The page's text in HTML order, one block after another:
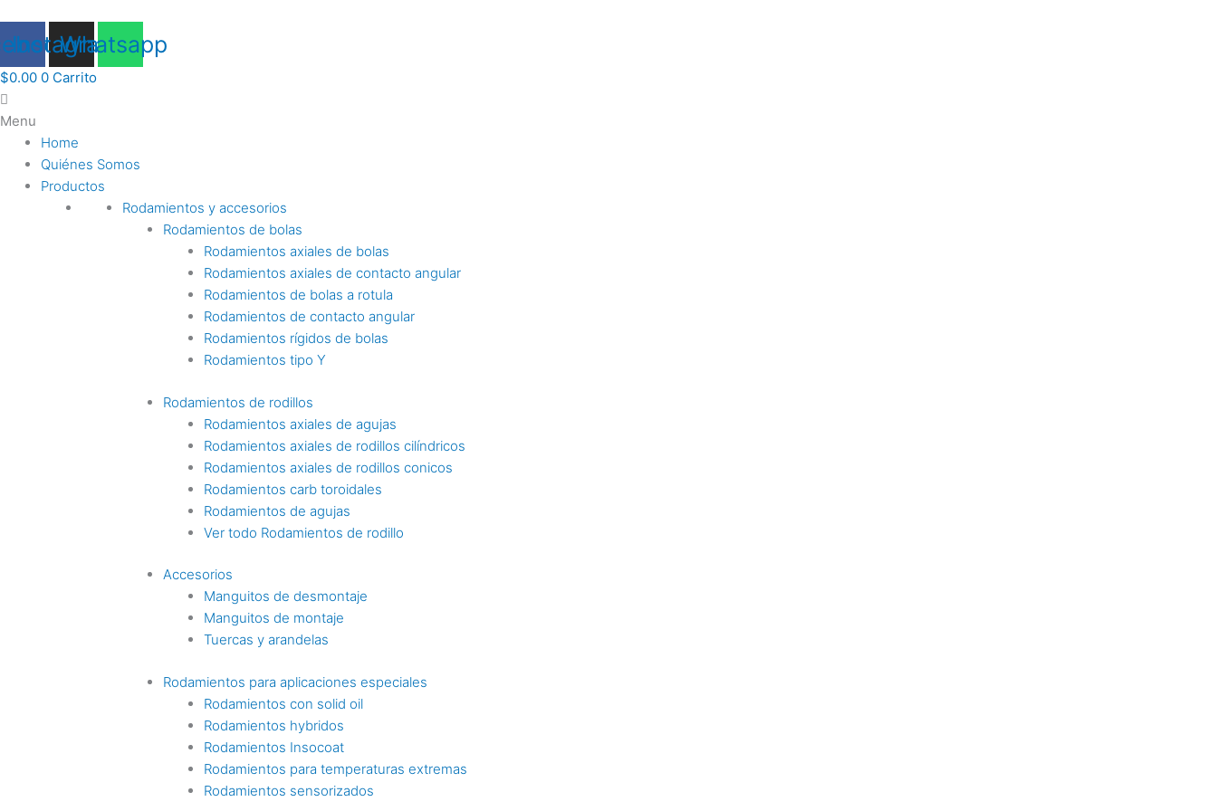
contenido
Instagram
Whatsapp
$0.00 0 Carrito
Menu
Home
Quiénes Somos
Productos
Rodamientos y accesorios
Rodamientos de bolas
Rodamientos axiales de bolas
Rodamientos axiales de contacto angular
Rodamientos de bolas a rotula
Rodamientos de contacto angular
Rodamientos rígidos de bolas
Rodamientos tipo Y
Rodamientos de rodillos
Rodamientos axiales de agujas
Rodamientos axiales de rodillos cilíndricos
Rodamientos axiales de rodillos conicos
Rodamientos carb toroidales
Rodamientos de agujas
Ver todo Rodamientos de rodillo
Accesorios
Manguitos de desmontaje
Manguitos de montaje
Tuercas y arandelas
Rodamientos para aplicaciones especiales
Rodamientos con solid oil
Rodamientos hybridos
Rodamientos Insocoat
Rodamientos para temperaturas extremas
Rodamientos sensorizados